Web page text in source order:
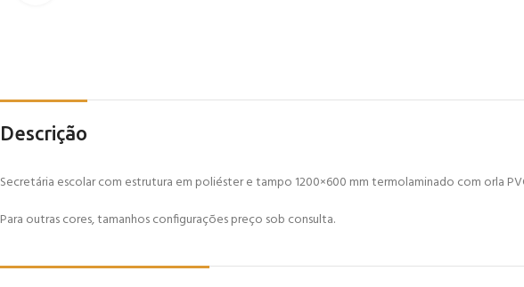
Descrição
Secretária escolar com estrutura em poliéster e tampo 1200×600 mm termolaminado com orla
Para outras cores, tamanhos configurações preço sob consulta.